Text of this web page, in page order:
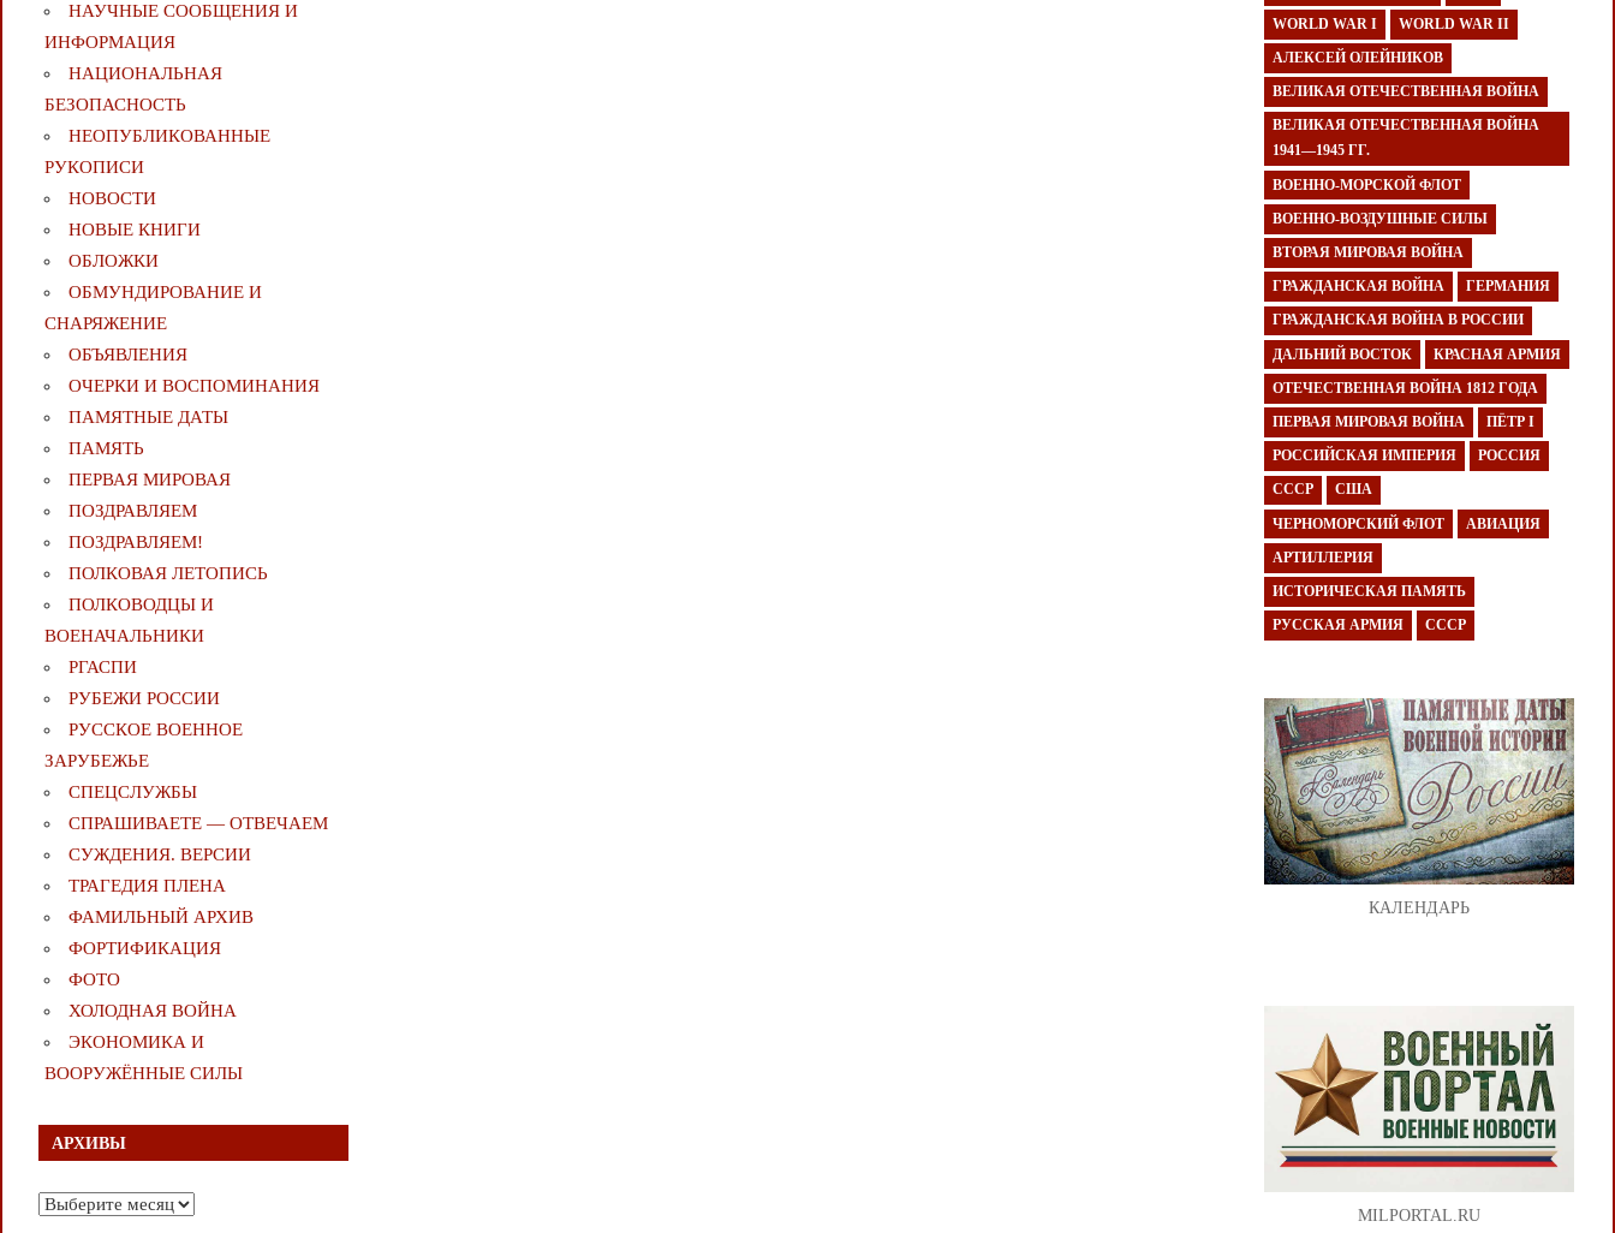
НАУЧНЫЕ СООБЩЕНИЯ И
ИНФОРМАЦИЯ
НАЦИОНАЛЬНАЯ
БЕЗОПАСНОСТЬ
НЕОПУБЛИКОВАННЫЕ
РУКОПИСИ
НОВОСТИ
НОВЫЕ КНИГИ
ОБЛОЖКИ
ОБМУНДИРОВАНИЕ И
СНАРЯЖЕНИЕ
ОБЪЯВЛЕНИЯ
ОЧЕРКИ И ВОСПОМИНАНИЯ
ПАМЯТНЫЕ ДАТЫ
ПАМЯТЬ
ПЕРВАЯ МИРОВАЯ
ПОЗДРАВЛЯЕМ
ПОЗДРАВЛЯЕМ!
ПОЛКОВАЯ ЛЕТОПИСЬ
ПОЛКОВОДЦЫ И
ВОЕНАЧАЛЬНИКИ
РГАСПИ
РУБЕЖИ РОССИИ
РУССКОЕ ВОЕННОЕ
ЗАРУБЕЖЬЕ
СПЕЦСЛУЖБЫ
СПРАШИВАЕТЕ — ОТВЕЧАЕМ
СУЖДЕНИЯ. ВЕРСИИ
ТРАГЕДИЯ ПЛЕНА
ФАМИЛЬНЫЙ АРХИВ
ФОРТИФИКАЦИЯ
ФОТО
ХОЛОДНАЯ ВОЙНА
ЭКОНОМИКА И
ВООРУЖЁННЫЕ СИЛЫ
АРХИВЫ
Архивы
WORLD WAR I WORLD WAR II
АЛЕКСЕЙ ОЛЕЙНИКОВ
ВЕЛИКАЯ ОТЕЧЕСТВЕННАЯ ВОЙНА
ВЕЛИКАЯ ОТЕЧЕСТВЕННАЯ ВОЙНА
1941—1945 ГГ.
ВОЕННО-МОРСКОЙ ФЛОТ
ВОЕННО-ВОЗДУШНЫЕ СИЛЫ
ВТОРАЯ МИРОВАЯ ВОЙНА
ГРАЖДАНСКАЯ ВОЙНА ГЕРМАНИЯ
ГРАЖДАНСКАЯ ВОЙНА В РОССИИ
ДАЛЬНИЙ ВОСТОК КРАСНАЯ АРМИЯ
ОТЕЧЕСТВЕННАЯ ВОЙНА 1812 ГОДА
ПЕРВАЯ МИРОВАЯ ВОЙНА ПЁТР I
РОССИЙСКАЯ ИМПЕРИЯ РОССИЯ
СССР США
ЧЕРНОМОРСКИЙ ФЛОТ АВИАЦИЯ
АРТИЛЛЕРИЯ
ИСТОРИЧЕСКАЯ ПАМЯТЬ
РУССКАЯ АРМИЯ СССР
КАЛЕНДАРЬ
MILPORTAL.RU